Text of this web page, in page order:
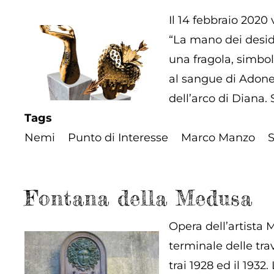
Il 14 febbraio
“La mano dei
una fragola,
al sangue di
dell’arco di
Tags
Nemi
Punto di Interesse Marco Manzo
Fontana della Medusa
Opera dell’artista
terminale delle
trai 1928 ed il